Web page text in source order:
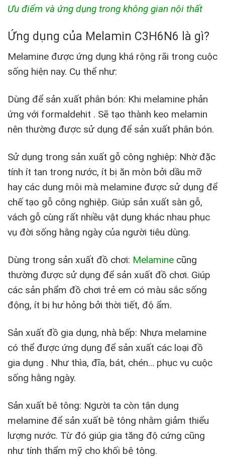
Ưu điểm và ứng dụng trong không gian nội thất
Ứng dụng của Melamin C3H6N6 là gì?
Melamine được ứng dụng khá rộng rãi trong cuộc
sống hiện nay. Cụ thể như:
Dùng để sản xuất phân bón: Khi melamine phản
ứng với formaldehit . Sẽ tạo thành keo melamin
nên thường được sử dụng để sản xuất phân bón.
Sử dụng trong sản xuất gỗ công nghiệp: Nhờ đặc
tính ít tan trong nước, ít bị ăn mòn bởi dầu mỡ
hay các dung môi mà melamine được sử dụng để
chế tạo gỗ công nghiệp. Giúp sản xuất sàn gỗ,
vách gỗ cùng rất nhiều vật dụng khác nhau phục
vụ đời sống hằng ngày của người tiêu dùng.
Dùng trong sản xuất đồ chơi: Melamine cũng
thường được sử dụng để sản xuất đồ chơi. Giúp
các sản phẩm đồ chơi trẻ em có màu sắc sống
động, ít bị hư hỏng bởi thời tiết, độ ẩm.
Sản xuất đồ gia dụng, nhà bếp: Nhựa melamine
có thể được ứng dụng để sản xuất các loại đồ
gia dụng . Như thìa, đĩa, bát, chén… phục vụ cuộc
sống hằng ngày.
Sản xuất bê tông: Người ta còn tận dụng
melamine để sản xuất bê tông nhằm giảm thiểu
lượng nước. Từ đó giúp gia tăng độ cứng cũng
như tính thẩm mỹ cho khối bê tông.